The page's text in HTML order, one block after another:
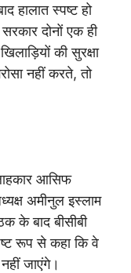
हालात स्पष्ट हो
दोनों एक ही
की सुरक्षा
नहीं करते, तो
आसिफ
अमीनुल इस्लाम
के बाद बीसीबी
रूप से कहा कि वे
जाएंगे।